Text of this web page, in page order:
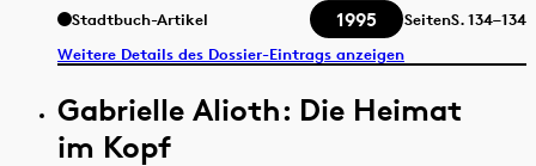
Stadtbuch-Artikel 1995 SeitenS.134–134
Weitere Details des Dossier-Eintrags anzeigen
Gabrielle Alioth: Die Heimat
im Kopf